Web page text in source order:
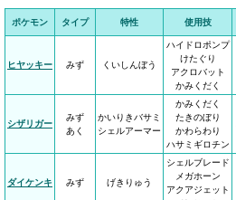
ポケモン タイプ 特性 使用技
ヒヤッキー みず くいしんぼう
ハイドロポンプ
けたぐり
アクロバット
かみくだく
シザリガー
みず
あく
かいりきバサミ
シェルアーマー
かみくだく
たきのぼり
かわらわり
ハサミギロチン
ダイケンキ みず げきりゅう
シェルブレード
メガホーン
アクアジェット